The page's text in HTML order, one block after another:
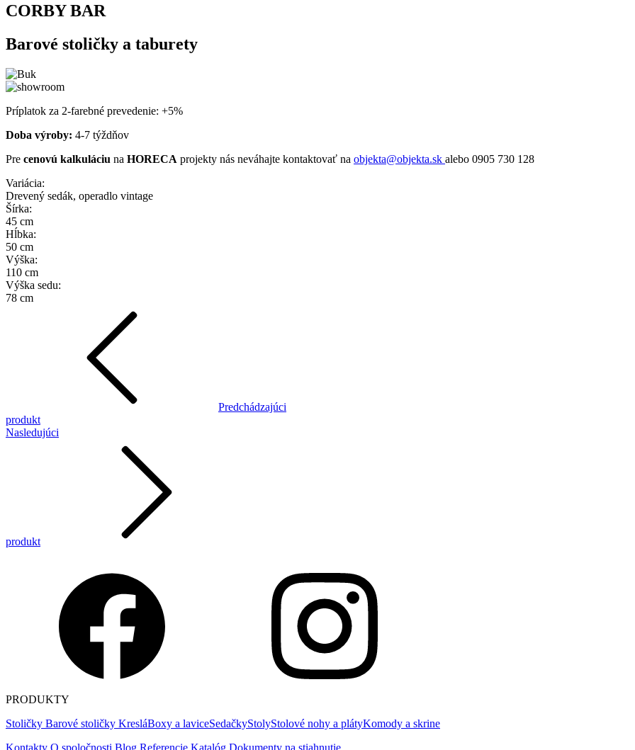
CORBY BAR
Barové stoličky a taburety
Príplatok za 2-farebné prevedenie: +5%
Doba výroby: 4-7 týždňov
Pre cenovú kalkuláciu na HORECA projekty nás neváhajte kontaktovať na objekta@objekta.sk alebo 0905 730 128
Variácia:
Drevený sedák, operadlo vintage
Šírka:
45 cm
Hĺbka:
50 cm
Výška:
110 cm
Výška sedu:
78 cm
Predchádzajúci
produkt
Nasledujúci
produkt
PRODUKTY
Stoličky Barové stoličky KresláBoxy a laviceSedačkyStolyStolové nohy a plátyKomody a skrine